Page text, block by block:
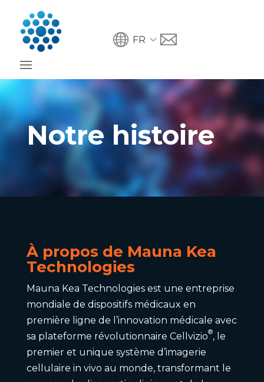
FR
Notre histoire
À propos de Mauna Kea
Technologies
Mauna Kea Technologies est une entreprise
mondiale de dispositifs médicaux en
première ligne de l’innovation médicale avec
sa plateforme révolutionnaire Cellvizio®, le
premier et unique système d’imagerie
cellulaire in vivo au monde, transformant le